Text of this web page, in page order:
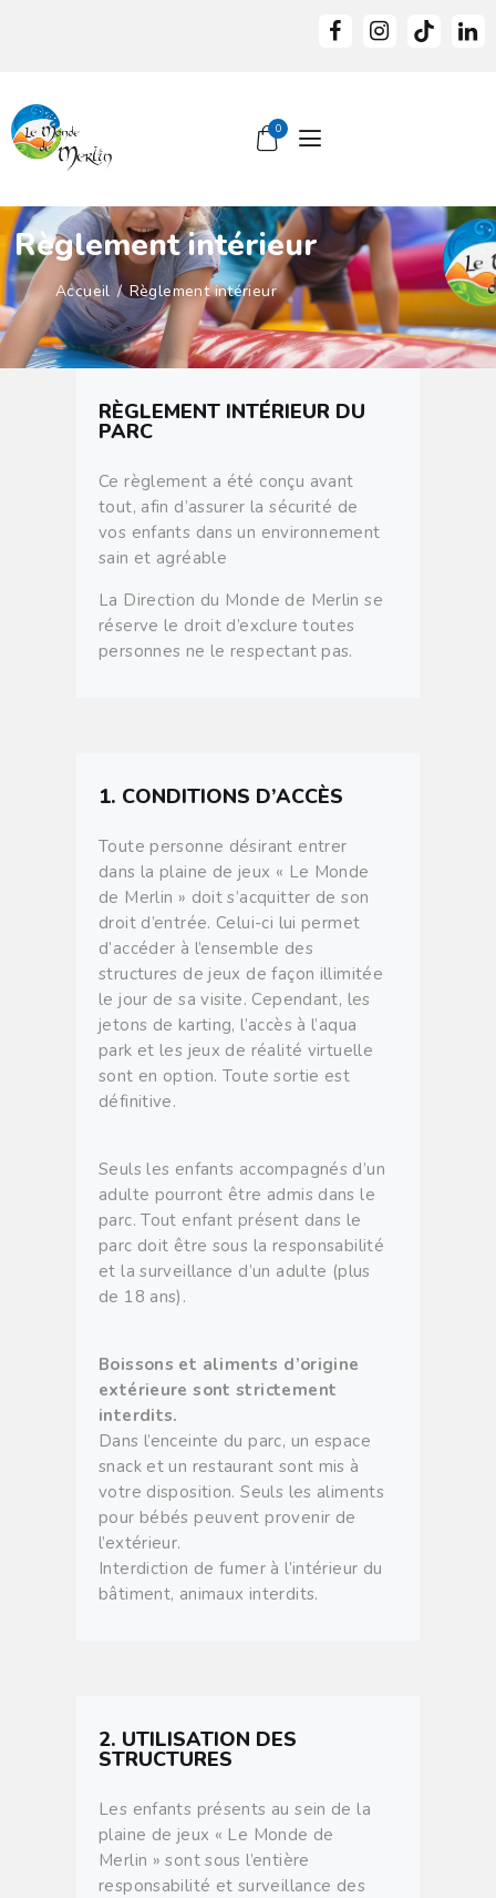
0
Règlement intérieur
Accueil Règlement intérieur
JEUX & ACTIVITÉS
GROUPES &
ENTREPRISES
RESTAURATION &
ANIMATIONS
INFOS PRATIQUES
RÈGLEMENT INTÉRIEUR DU
PARC
Ce règlement a été conçu avant
tout, afin d’assurer la sécurité de
vos enfants dans un environnement
sain et agréable
La Direction du Monde de Merlin se
réserve le droit d’exclure toutes
personnes ne le respectant pas.
1. CONDITIONS D’ACCÈS
Toute personne désirant entrer
dans la plaine de jeux « Le Monde
de Merlin » doit s’acquitter de son
droit d’entrée. Celui-ci lui permet
d’accéder à l’ensemble des
structures de jeux de façon illimitée
le jour de sa visite. Cependant, les
jetons de karting, l’accès à l’aqua
park et les jeux de réalité virtuelle
sont en option. Toute sortie est
définitive.
Seuls les enfants accompagnés d’un
adulte pourront être admis dans le
parc. Tout enfant présent dans le
parc doit être sous la responsabilité
et la surveillance d’un adulte (plus
de 18 ans).
Boissons et aliments d’origine
extérieure sont strictement
interdits.
Dans l’enceinte du parc, un espace
snack et un restaurant sont mis à
votre disposition. Seuls les aliments
pour bébés peuvent provenir de
l’extérieur.
Interdiction de fumer à l’intérieur du
bâtiment, animaux interdits.
2. UTILISATION DES
STRUCTURES
Les enfants présents au sein de la
plaine de jeux « Le Monde de
Merlin » sont sous l’entière
responsabilité et surveillance des